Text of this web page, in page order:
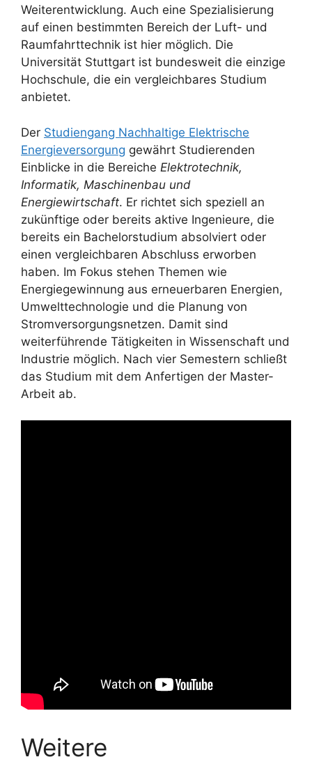
Weiterentwicklung. Auch eine Spezialisierung
auf einen bestimmten Bereich der Luft- und
Raumfahrttechnik ist hier möglich. Die
Universität Stuttgart ist bundesweit die einzige
Hochschule, die ein vergleichbares Studium
anbietet.
Der Studiengang Nachhaltige Elektrische
Energieversorgung gewährt Studierenden
Einblicke in die Bereiche Elektrotechnik,
Informatik, Maschinenbau und
Energiewirtschaft. Er richtet sich speziell an
zukünftige oder bereits aktive Ingenieure, die
bereits ein Bachelorstudium absolviert oder
einen vergleichbaren Abschluss erworben
haben. Im Fokus stehen Themen wie
Energiegewinnung aus erneuerbaren Energien,
Umwelttechnologie und die Planung von
Stromversorgungsnetzen. Damit sind
weiterführende Tätigkeiten in Wissenschaft und
Industrie möglich. Nach vier Semestern schließt
das Studium mit dem Anfertigen der Master-
Arbeit ab.
Weitere